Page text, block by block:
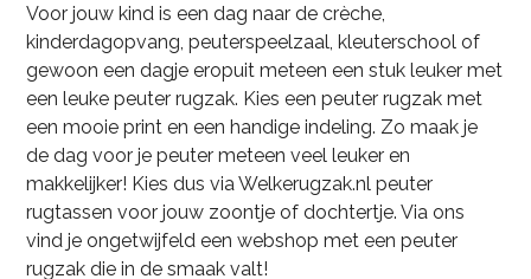
Voor jouw kind is een dag naar de crèche,
kinderdagopvang, peuterspeelzaal, kleuterschool of
gewoon een dagje eropuit meteen een stuk leuker met
een leuke peuter rugzak. Kies een peuter rugzak met
een mooie print en een handige indeling. Zo maak je
de dag voor je peuter meteen veel leuker en
makkelijker! Kies dus via Welkerugzak.nl peuter
rugtassen voor jouw zoontje of dochtertje. Via ons
vind je ongetwijfeld een webshop met een peuter
rugzak die in de smaak valt!